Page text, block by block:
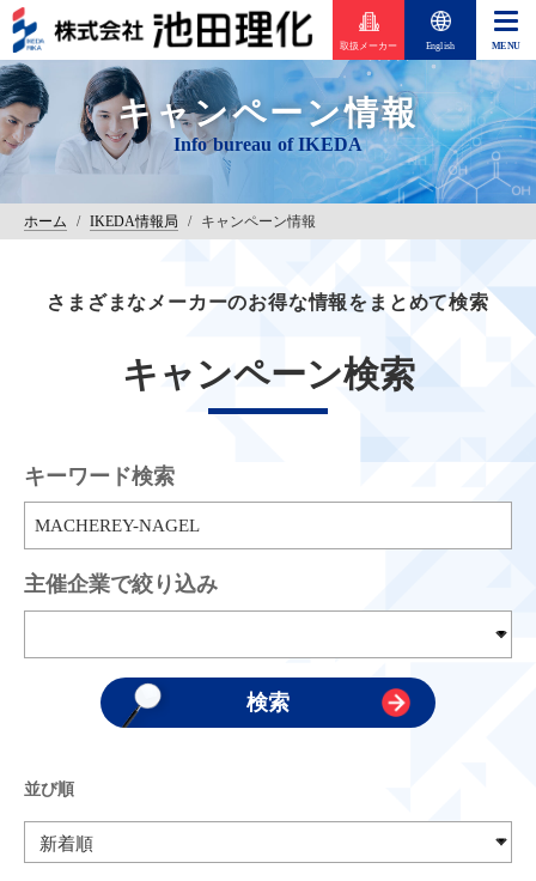
取扱メーカー English
キャンペーン情報
ホーム / IKEDA情報局 / キャンペーン情報
さまざまなメーカーのお得な情報をまとめて検索
キャンペーン検索
キーワード検索
主催企業で絞り込み
並び順